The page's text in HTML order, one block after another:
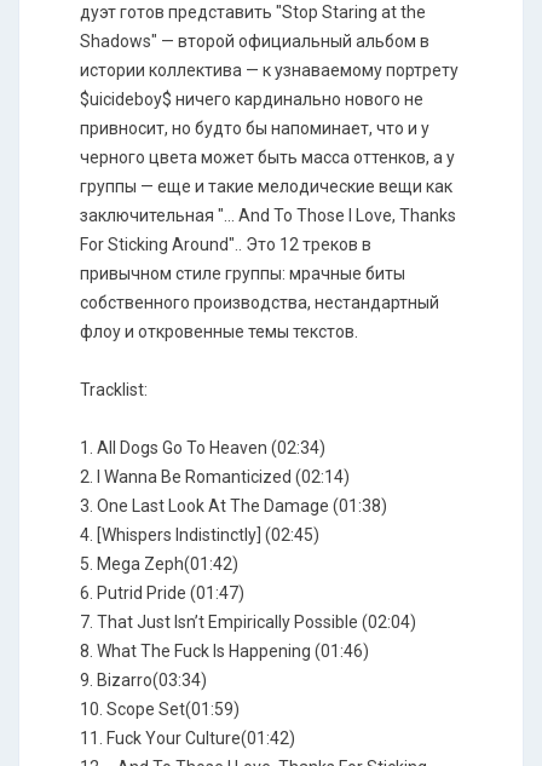
дуэт готов представить "Stop Staring at the
Shadows" — второй официальный альбом в
истории коллектива — к узнаваемому портрету
$uicideboy$ ничего кардинально нового не
привносит, но будто бы напоминает, что и у
черного цвета может быть масса оттенков, а у
группы — еще и такие мелодические вещи как
заключительная "... And To Those I Love, Thanks
For Sticking Around".. Это 12 треков в
привычном стиле группы: мрачные биты
собственного производства, нестандартный
флоу и откровенные темы текстов.
Tracklist:
1. All Dogs Go To Heaven (02:34)
2. I Wanna Be Romanticized (02:14)
3. One Last Look At The Damage (01:38)
4. [Whispers Indistinctly] (02:45)
5. Mega Zeph(01:42)
6. Putrid Pride (01:47)
7. That Just Isn’t Empirically Possible (02:04)
8. What The Fuck Is Happening (01:46)
9. Bizarro(03:34)
10. Scope Set(01:59)
11. Fuck Your Culture(01:42)